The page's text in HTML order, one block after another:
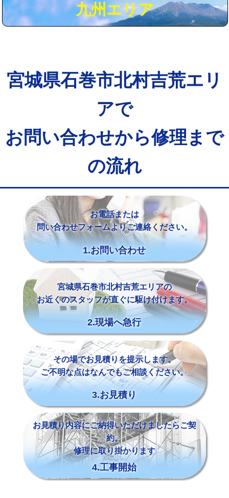
九州エリア
宮城県石巻市北村吉荒エリ
アで
お問い合わせから修理まで
の流れ
お電話または
問い合わせフォームよりご連絡ください。
1.お問い合わせ
宮城県石巻市北村吉荒エリアの
お近くのスタッフが直ぐに駆け付けます。
2.現場へ急行
その場でお見積りを提示します。
ご不明な点はなんでもご相談ください。
3.お見積り
お見積り内容にご納得いただけましたらご契
約。
修理に取り掛かります
4.工事開始